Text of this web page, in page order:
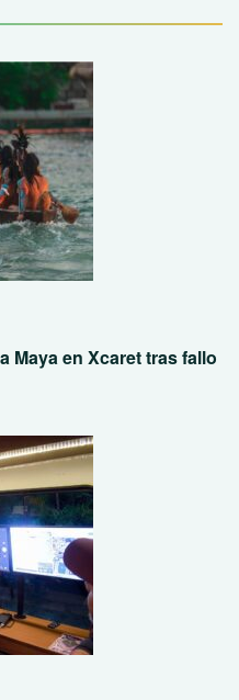
Maya en Xcaret tras fallo